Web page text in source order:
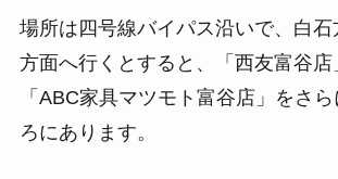
場所は四号線バイパス沿いで、白石
方面へ行くとすると、「西友富谷店
「ABC家具マツモト富谷店」をさ
ろにあります。